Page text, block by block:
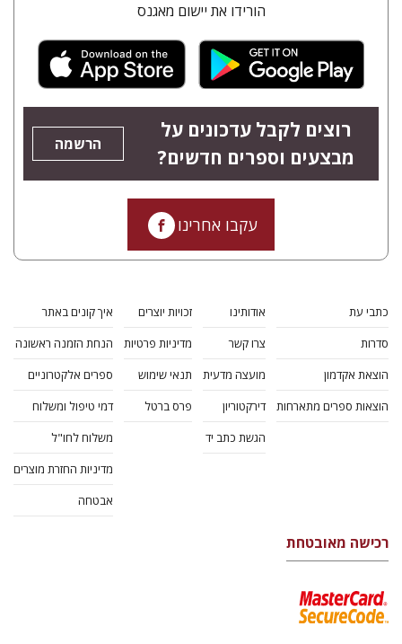
הורידו את יישום מאגנס
רוצים לקבל עדכונים על
מבצעים וספרים חדשים?
הרשמה
עקבו אחרינו
כתבי עת
סדרות
הוצאת אקדמון
הוצאות ספרים מתארחות
אודותינו
צרו קשר
מועצה מדעית
דירקטוריון
הגשת כתב יד
זכויות יוצרים
מדיניות פרטיות
תנאי שימוש
פרס ברטל
איך קונים באתר
הנחת הזמנה ראשונה
ספרים אלקטרוניים
דמי טיפול ומשלוח
משלוח לחו"ל
מדיניות החזרת מוצרים
אבטחה
רכישה מאובטחת